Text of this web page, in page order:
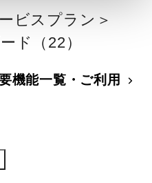
ビスプラン＞
ド（22）
機能一覧・ご利用